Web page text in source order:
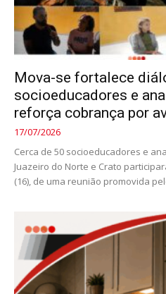
Mova-se fortalece
socioeducadores e
reforça cobrança por
17/07/2026
Cerca de 50 socioeducadores e
Juazeiro do Norte e Crato
(16), de uma reunião promovida